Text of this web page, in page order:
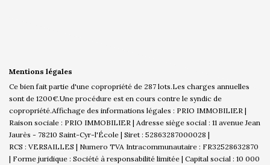
Mentions légales
Ce bien fait partie d'une copropriété de 287 lots.Les charges annuelles
sont de 1200€.Une procédure est en cours contre le syndic de
copropriété.Affichage des informations légales : PRIO IMMOBILIER |
Raison sociale : PRIO IMMOBILIER | Adresse siège social : 11 avenue Jean
Jaurès - 78210 Saint-Cyr-l'École | Siret : 52863287000028 |
RCS : VERSAILLES | Numero TVA Intracommunautaire : FR32528632870
| Forme juridique : Société à responsabilité limitée | Capital social : 10 000